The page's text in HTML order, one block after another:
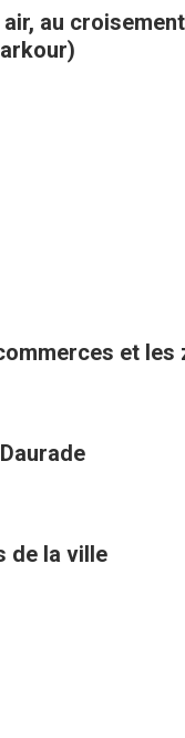
au
et les
de la ville